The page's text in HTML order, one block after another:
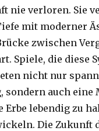
nie verloren. Sie
mit moderner
zwischen
Spiele, die diese
nicht nur
sondern auch eine
Erbe lebendig zu
Die Zukunft